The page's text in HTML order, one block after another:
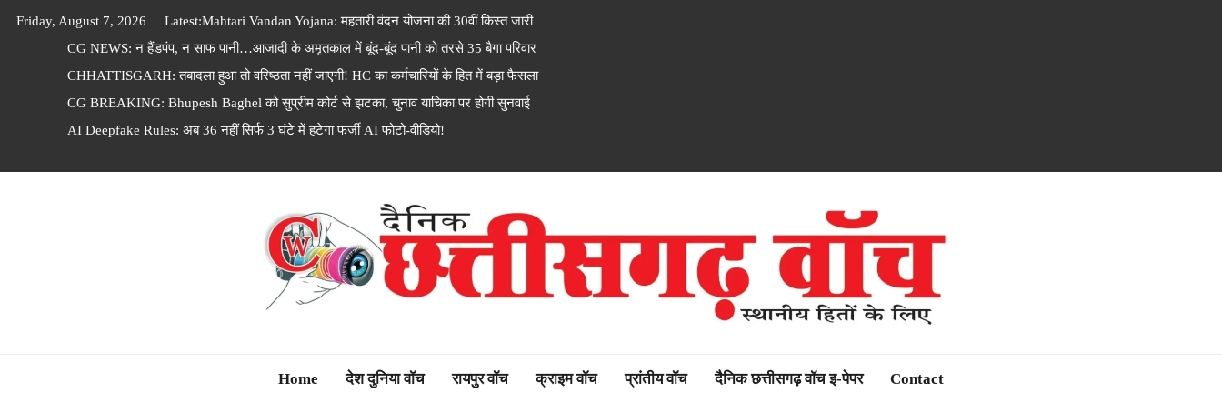
Friday, August 7, 2026 Latest:Mahtari Vandan Yojana: महतारी वंदन योजना की 30वीं किस्त जारी
CG NEWS: न हैंडपंप, न साफ पानी…आजादी के अमृतकाल में बूंद-बूंद पानी को तरसे 35 बैगा परिवार
CHHATTISGARH: तबादला हुआ तो वरिष्ठता नहीं जाएगी! HC का कर्मचारियों के हित में बड़ा फैसला
CG BREAKING: Bhupesh Baghel को सुप्रीम कोर्ट से झटका, चुनाव याचिका पर होगी सुनवाई
AI Deepfake Rules: अब 36 नहीं सिर्फ 3 घंटे में हटेगा फर्जी AI फोटो-वीडियो!
Dainik Chhattisgarh watch
Home देश दुनिया वॉच रायपुर वॉच क्राइम वॉच प्रांतीय वॉच दैनिक छत्तीसगढ़ वॉच इ-पेपर Contact